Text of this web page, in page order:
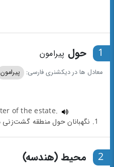
1 حول پیرامون
معادل ها در دیکشنری فارسی: پیرامون
of the estate.
1. نگهبانان حول منطقه گشت‌زنی می‌کنند.
2 محیط (هندسه)